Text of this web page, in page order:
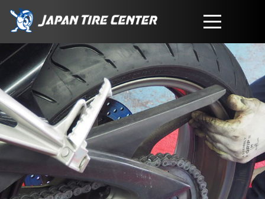
取扱商品
会社概要
工賃・サービスについて
お問い合わせ